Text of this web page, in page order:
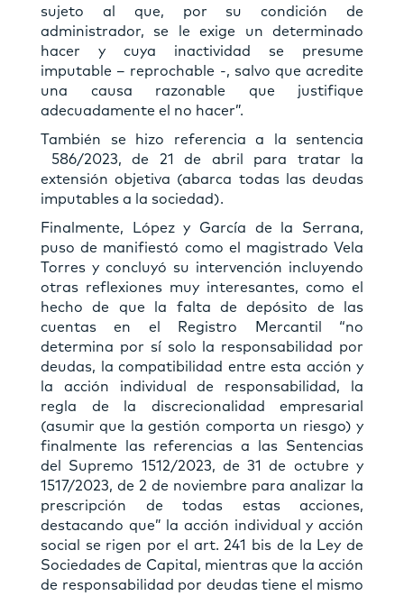
sujeto al que, por su condición de
administrador, se le exige un determinado
hacer y cuya inactividad se presume
imputable – reprochable -, salvo que acredite
una causa razonable que justifique
adecuadamente el no hacer”.
También se hizo referencia a la sentencia
586/2023, de 21 de abril para tratar la
extensión objetiva (abarca todas las deudas
imputables a la sociedad).
Finalmente, López y García de la Serrana,
puso de manifiestó como el magistrado Vela
Torres y concluyó su intervención incluyendo
otras reflexiones muy interesantes, como el
hecho de que la falta de depósito de las
cuentas en el Registro Mercantil “no
determina por sí solo la responsabilidad por
deudas, la compatibilidad entre esta acción y
la acción individual de responsabilidad, la
regla de la discrecionalidad empresarial
(asumir que la gestión comporta un riesgo) y
finalmente las referencias a las Sentencias
del Supremo 1512/2023, de 31 de octubre y
1517/2023, de 2 de noviembre para analizar la
prescripción de todas estas acciones,
destacando que” la acción individual y acción
social se rigen por el art. 241 bis de la Ley de
Sociedades de Capital, mientras que la acción
de responsabilidad por deudas tiene el mismo